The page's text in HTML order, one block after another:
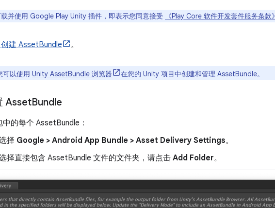
并使用 Google Play Unity 插件，即表示您同意接受 《Play Core 软件开发套件服务条款》
建 AssetBundle 。
可以使用 Unity AssetBundle 浏览器 在您的 Unity 项目中创建和管理 AssetBundle。
AssetBundle
的每个 AssetBundle：
择 Google > Android App Bundle > Asset Delivery Settings。
择直接包含 AssetBundle 文件的文件夹，请点击 Add Folder。